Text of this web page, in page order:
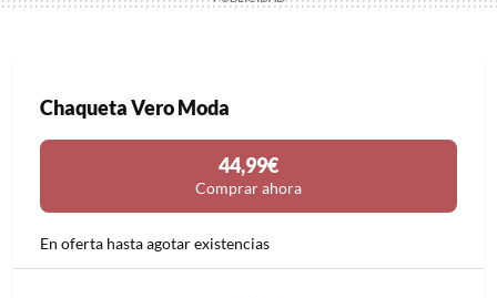
Chaqueta Vero Moda
44,99€
Comprar ahora
En oferta hasta agotar existencias